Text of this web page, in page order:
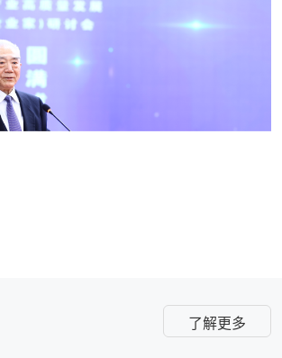
了解更多